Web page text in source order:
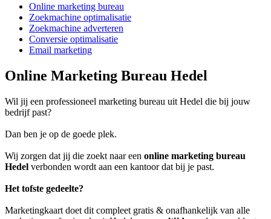
Online marketing bureau
Zoekmachine optimalisatie
Zoekmachine adverteren
Conversie optimalisatie
Email marketing
Online Marketing Bureau Hedel
Wil jij een professioneel marketing bureau uit Hedel die bij jouw
bedrijf past?
Dan ben je op de goede plek.
Wij zorgen dat jij die zoekt naar een online marketing bureau
Hedel verbonden wordt aan een kantoor dat bij je past.
Het tofste gedeelte?
Marketingkaart doet dit compleet gratis & onafhankelijk van alle